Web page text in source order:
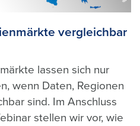
vergleichbar
lassen sich nur
wenn Daten, Regionen
sind. Im Anschluss
stellen wir vor, wie